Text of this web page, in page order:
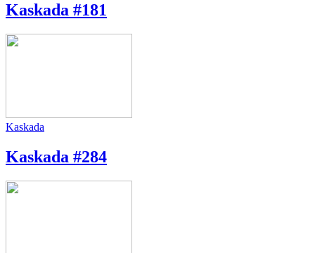
Kaskada #181
Kaskada
Kaskada #284